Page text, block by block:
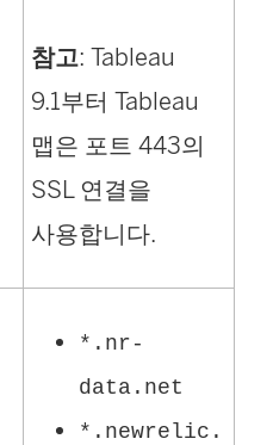
참고: Tableau
9.1부터 Tableau
맵은 포트 443의
SSL 연결을
사용합니다.
*.nr-
data.net
*.newrelic.